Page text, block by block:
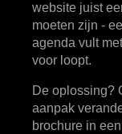
website juist
moeten zijn -
agenda vult
voor loopt.
De oplossing?
aanpak
brochure in